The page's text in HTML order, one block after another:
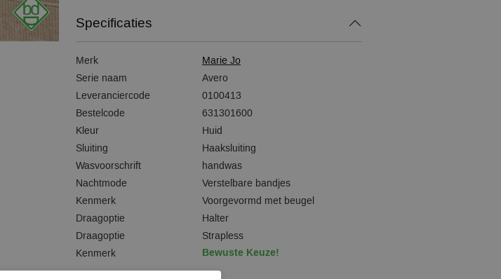
Specificaties
Merk
Marie Jo
Serie naam
Avero
Leveranciercode
0100413
Bestelcode
631301600
Kleur
Huid
Sluiting
Haaksluiting
Wasvoorschrift
handwas
Nachtmode
Verstelbare bandjes
Kenmerk
Voorgevormd met beugel
Draagoptie
Halter
Draagoptie
Strapless
Kenmerk
Bewuste Keuze!